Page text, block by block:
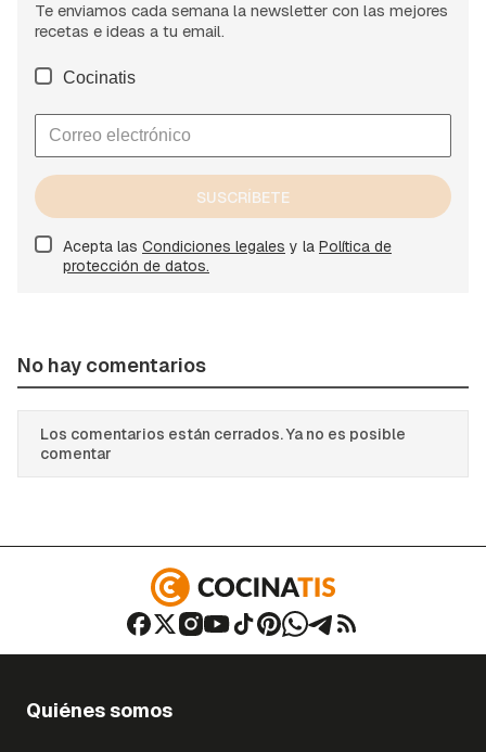
Te enviamos cada semana la newsletter con las mejores
recetas e ideas a tu email.
Cocinatis
SUSCRÍBETE
Acepta las Condiciones legales y la Política de
protección de datos.
No hay comentarios
Los comentarios están cerrados. Ya no es posible
comentar
Quiénes somos